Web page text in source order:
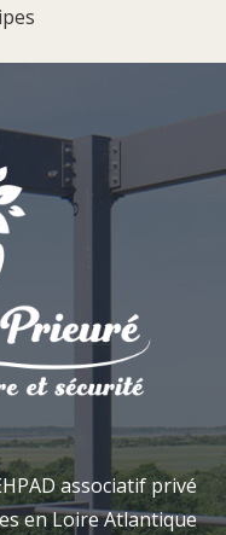
associatif privé
en Loire Atlantique